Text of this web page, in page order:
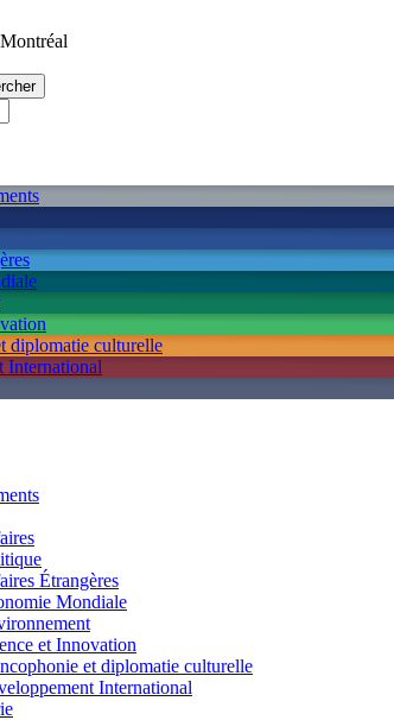
diplomatie culturelle
International
Étrangères
Mondiale
et Innovation
et diplomatie culturelle
International